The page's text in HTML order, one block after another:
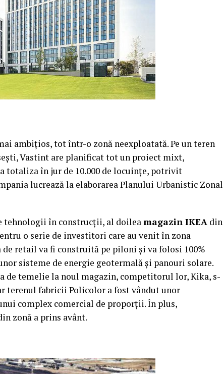
ambiţios, tot într-o zonă neexploatată. Pe un teren
Vastint are planificat tot un proiect mixt,
totaliza în jur de 10.000 de locuinţe, potrivit
lucrează la elaborarea Planului Urbanistic Zonal
tehnologii în construcţii, al doileamagazin IKEA din
o serie de investitori care au venit în zona
retail va fi construită pe piloni şi va folosi 100%
sisteme de energie geotermală şi panouri solare.
de temelie la noul magazin, competitorul lor, Kika, s-
terenul fabricii Policolor a fost vândut unor
complex comercial de proporţii. În plus,
zonă a prins avânt.